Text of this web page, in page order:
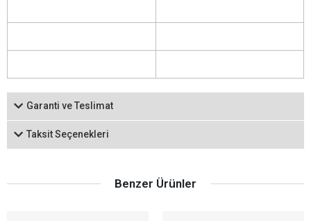
Garanti ve Teslimat
Taksit Seçenekleri
Benzer Ürünler